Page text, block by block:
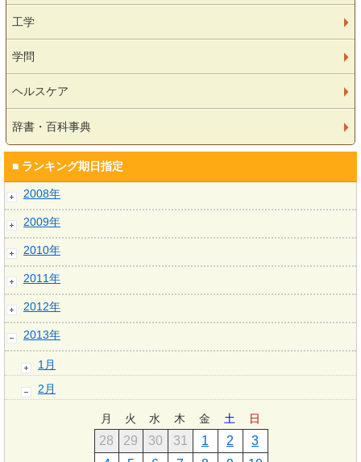
工学
学問
ヘルスケア
辞書・百科事典
■ ランキング期日指定
2008年
2009年
2010年
2011年
2012年
2013年
1月
2月
月 火 水 木 金 土 日
28 29 30 31 1 2
3